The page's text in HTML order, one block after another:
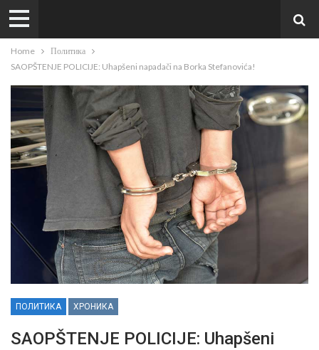
Home
Политика
SAOPŠTENJE POLICIJE: Uhapšeni napadači na Borka Stefanovića!
ПОЛИТИКА ХРОНИКА
SAOPŠTENJE POLICIJE: Uhapšeni